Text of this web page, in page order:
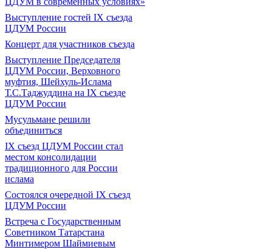
Выступление гостей IX съезда
ЦДУМ России
Концерт для участников съезда
Выступление Председателя
ЦДУМ России, Верховного
муфтия, Шейхуль-Ислама
Т.С.Таджуддина на IX съезде
ЦДУМ России
Мусульмане решили
объединиться
IX съезд ЦДУМ России стал
местом консолидации
традиционного для России
ислама
Состоялся очередной IX съезд
ЦДУМ России
Встреча с Государственным
Советником Татарстана
Минтимером Шаймиевым